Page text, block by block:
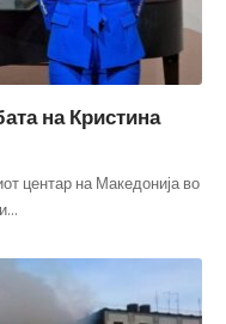
на Кристина
центар на Македонија во
…